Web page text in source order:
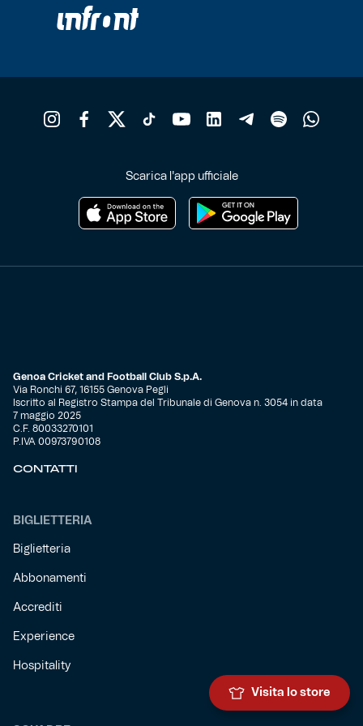
Scarica l'app ufficiale
Genoa Cricket and Football Club S.p.A.
Via Ronchi 67, 16155 Genova Pegli
Iscritto al Registro Stampa del Tribunale di Genova n. 3054 in data
7 maggio 2025
C.F. 80033270101
P.IVA 00973790108
CONTATTI
BIGLIETTERIA
Biglietteria
Abbonamenti
Accrediti
Experience
Hospitality
Visita lo store